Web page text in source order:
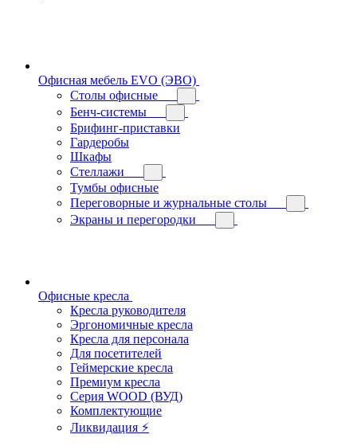
Офисная мебель EVO (ЭВО)
Cтолы офисные
Бенч-системы
Брифинг-приставки
Гардеробы
Шкафы
Стеллажи
Тумбы офисные
Переговорные и журнальные столы
Экраны и перегородки
Офисные кресла
Кресла руководителя
Эргономичные кресла
Кресла для персонала
Для посетителей
Геймерские кресла
Премиум кресла
Серия WOOD (ВУД)
Комплектующие
Ликвидация ⚡